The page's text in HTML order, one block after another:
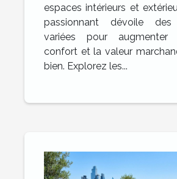
espaces intérieurs et
passionnant dévoile des
variées pour augmenter
confort et la valeur
bien. Explorez les...